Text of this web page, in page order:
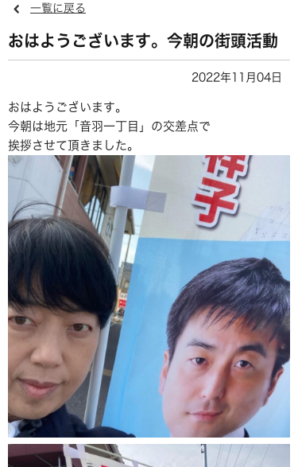
一覧に戻る
おはようございます。今朝の街頭活動
2022年11月04日
おはようございます。
今朝は地元「音羽一丁目」の交差点で
挨拶させて頂きました。